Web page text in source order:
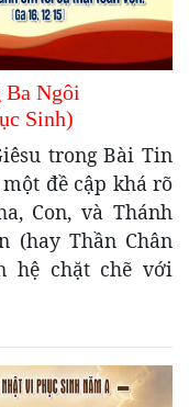
Ngôi
Sinh)
trong Bài Tin
đề cập khá rõ
Con, và Thánh
(hay Thần Chân
hệ chặt chẽ với